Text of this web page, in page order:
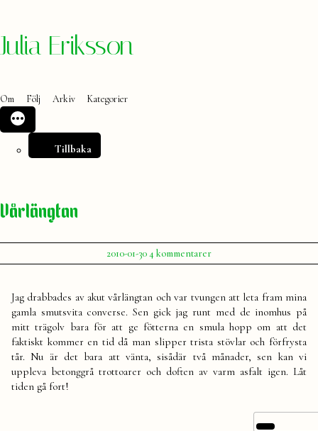
Hoppa
Julia Eriksson
Om Följ Arkiv Kategorier
Tillbaka
Vårlängtan
Publicerat
av
Julia
2010-01-304 kommentarertill
Vårlängtan
Jag drabbades av akut vårlängtan och var tvungen att leta fram mina
gamla smutsvita converse. Sen gick jag runt med de inomhus på
mitt trägolv bara för att ge fötterna en smula hopp om att det
faktiskt kommer en tid då man slipper trista stövlar och förfrysta
tår. Nu är det bara att vänta, sisådär två månader, sen kan vi
uppleva betonggrå trottoarer och doften av varm asfalt igen. Låt
tiden gå fort!